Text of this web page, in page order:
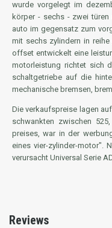
wurde vorgelegt im
körper - sechs - zwei
auto im gegensatz zum
mit sechs zylindern in
offset entwickelt eine
motorleistung richtet sich
schaltgetriebe auf die
mechanische bremsen,
Die verkaufspreise lagen
schwankten zwischen
preises, war in der
eines vier-zylinder-motor".
verursacht Universal Serie
Reviews